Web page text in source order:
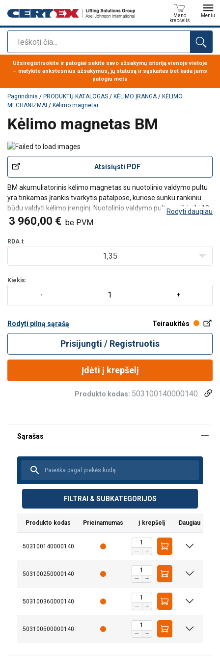
Paieška
Mano
krepšelis
Meniu
Produktas buvo pridėtas prie jūsų užklausos
Užsiregistruokite ir patogiai sekite savo užsakymų istoriją vienoje vietoje
– matykite ankstesnius užsakymus, jų statusą ir sąskaitas bet kada jums
patogiu metu
Pagrindinis / PRODUKTŲ KATALOGAS / KĖLIMO ĮRANGA/ KĖLIMO
MECHANIZMAI / Kėlimo magnetai
Kėlimo magnetas BM
Atsisiųsti PDF
BM akumuliatorinis kėlimo magnetas su nuotolinio valdymo pultu
yra tinkamas įrankis tvarkytis patalpose, kuriose sunku rankiniu
būdu valdyti kėlimo įrenginį. Nuotolinio valdymo pultas veikia iki 10
metrų atstumu. Jis taip pat naudojamas pjaustytuvams ir karšto
pjovimo staklėms, kai dirbama
Rodyti daugiau
3 960,00 € be PVM
RDA t
1,35
Kiekis:
Rodyti pilną sąrašą Teiraukitės
Prisijungti / Registruotis
Įdėti į krepšelį
Produkto kodas: 503100140000140
FILTRAI & SUBKATEGORIJOS
Produkto kodas Prieinamumas Į krepšelį Daugiau
503100140000140
503100250000140
503100360000140
503100500000140
BM akumuliatorinis kėlimo magnetas su nuotolinio valdymo
pultu yra tinkamas įrankis tvarkytis patalpose, kuriose sunku
rankiniu būdu valdyti kėlimo įrenginį. Nuotolinio valdymo
pjaustytuvams ir karšto pjovimo staklėms, kai dirbama su
metalo lakštais ir apkrova siekia 5000 kg.
Naujas valdymo blokas su tokiomis funkcijomis kaip
kintamoji jėga (reguliuoti laikymo jėgą, kai kraunamas
tam tikras lakštinio metalo kiekis iš rietuvės) ir
išjungimas (laipsniškam krovinio dalies
gaminiams, pvz.
lakštas)
Be mygtukų ant magneto korpuso, įrenginį taip pat